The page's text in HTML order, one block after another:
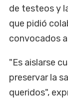
de testeos y
que pidió
convocados
"Es aislarse
preservar la
queridos",